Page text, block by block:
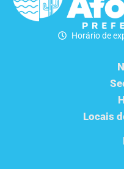
Horário de
Locais